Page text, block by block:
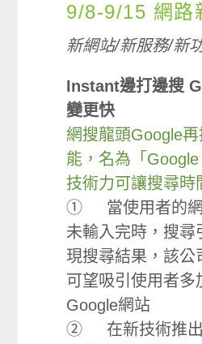
9/8-9/15 網路
新網站/新服務/新
Instant邊打邊搜
變更快
網搜龍頭Google
能，名為「
技術力可讓搜尋時
① 當使用者的網
未輸入完時，搜尋
現搜尋結果，該公
可望吸引使用者多
Google網站
② 在新技術推出